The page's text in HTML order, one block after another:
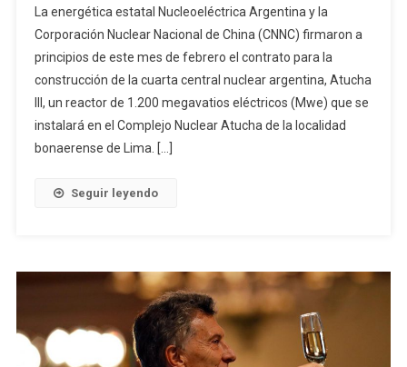
La energética estatal Nucleoeléctrica Argentina y la
Corporación Nuclear Nacional de China (CNNC) firmaron a
principios de este mes de febrero el contrato para la
construcción de la cuarta central nuclear argentina, Atucha
III, un reactor de 1.200 megavatios eléctricos (Mwe) que se
instalará en el Complejo Nuclear Atucha de la localidad
bonaerense de Lima. […]
Seguir leyendo